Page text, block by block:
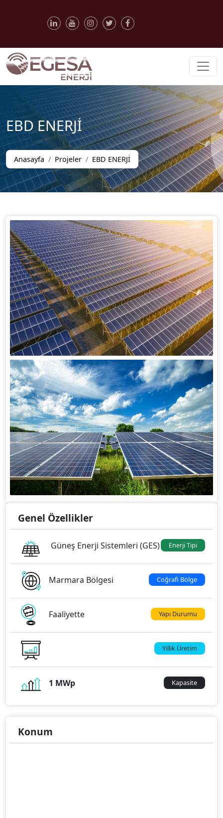
EBD ENERJİ
Anasayfa Projeler EBD ENERJİ
Genel Özellikler
Güneş Enerji Sistemleri (GES) Enerji Tipi
Marmara Bölgesi Coğrafi Bölge
Faaliyette Yapı Durumu
Yıllık Üretim
1 MWp Kapasite
Konum